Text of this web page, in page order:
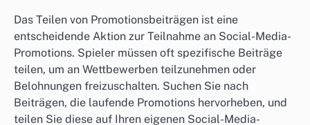
Das Teilen von Promotionsbeiträgen ist eine
entscheidende Aktion zur Teilnahme an Social-Media-
Promotions. Spieler müssen oft spezifische Beiträge
teilen, um an Wettbewerben teilzunehmen oder
Belohnungen freizuschalten. Suchen Sie nach
Beiträgen, die laufende Promotions hervorheben, und
teilen Sie diese auf Ihren eigenen Social-Media-